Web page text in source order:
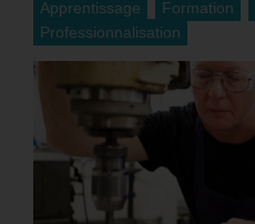
Apprentissage
Formation
Professionnalisation